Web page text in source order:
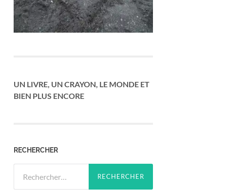
UN LIVRE, UN CRAYON, LE MONDE ET
BIEN PLUS ENCORE
RECHERCHER